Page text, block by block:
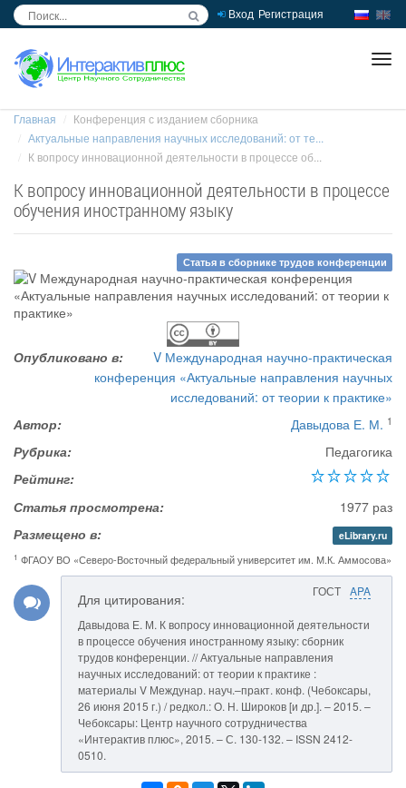
Вход Регистрация
Главная
Конференция с изданием сборника
Актуальные направления научных исследований: от те...
К вопросу инновационной деятельности в процессе об...
К вопросу инновационной деятельности в процессе
обучения иностранному языку
Статья в сборнике трудов конференции
Опубликовано в:
V Международная научно-практическая
конференция «Актуальные направления научных
исследований: от теории к практике»
Автор:
Давыдова Е. М. 1
Рубрика:
Педагогика
Рейтинг:
Статья просмотрена:
1977 раз
Размещено в:
eLibrary.ru
1 ФГАОУ ВО «Северо-Восточный федеральный университет им. М.К. Аммосова»
ГОСТ APA
Для цитирования:
Давыдова Е. М. К вопросу инновационной деятельности
в процессе обучения иностранному языку: сборник
трудов конференции. // Актуальные направления
научных исследований: от теории к практике :
материалы V Междунар. науч.–практ. конф. (Чебоксары,
26 июня 2015 г.) / редкол.: О. Н. Широков [и др.]. – 2015. –
Чебоксары: Центр научного сотрудничества
«Интерактив плюс», 2015. – С. 130-132. – ISSN 2412-
0510.